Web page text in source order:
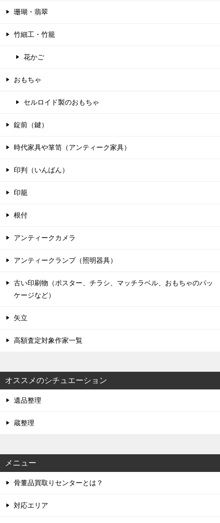
珊瑚・翡翠
竹細工・竹籠
花かご
おもちゃ
セルロイド製のおもちゃ
錠前（鍵）
時代家具や箪笥（アンティーク家具）
印判（いんばん）
印籠
根付
アンティークカメラ
アンティークランプ（照明器具）
古い印刷物（ポスター、チラシ、マッチラベル、おもちゃのパッ
ケージなど）
矢立
高額査定対象作家一覧
オススメのシチュエーション
遺品整理
蔵整理
メニュー
骨董品買取りセンターとは？
対応エリア